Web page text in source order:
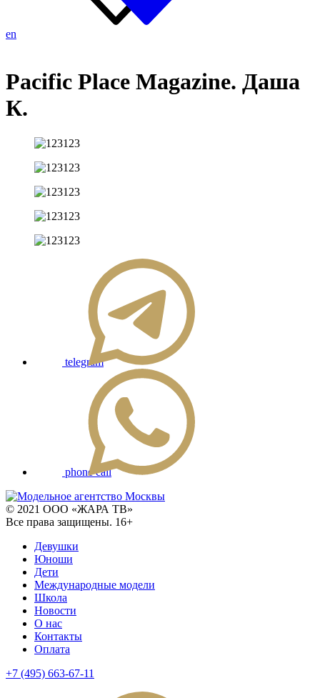
en
Pacific Place Magazine. Даша
К.
telegram
phone call
© 2021 ООО «ЖАРА ТВ»
Все права защищены. 16+
Девушки
Юноши
Дети
Международные модели
Школа
Новости
О нас
Контакты
Оплата
+7 (495) 663-67-11